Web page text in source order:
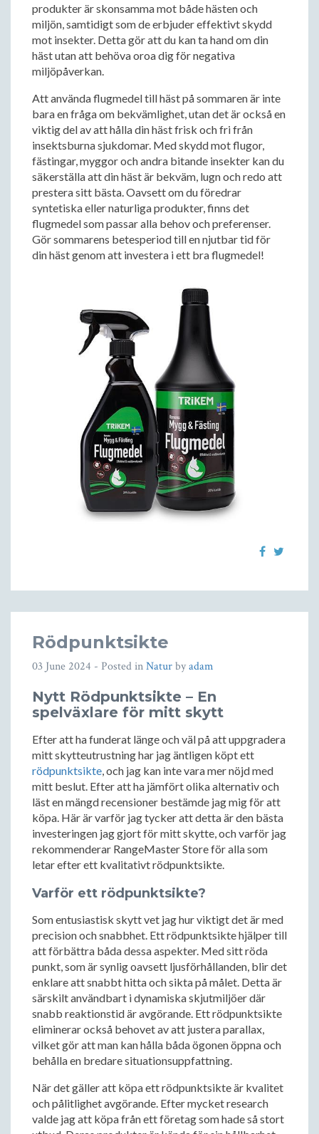
produkter är skonsamma mot både hästen och
miljön, samtidigt som de erbjuder effektivt skydd
mot insekter. Detta gör att du kan ta hand om din
häst utan att behöva oroa dig för negativa
miljöpåverkan.
Att använda flugmedel till häst på sommaren är inte
bara en fråga om bekvämlighet, utan det är också en
viktig del av att hålla din häst frisk och fri från
insektsburna sjukdomar. Med skydd mot flugor,
fästingar, myggor och andra bitande insekter kan du
säkerställa att din häst är bekväm, lugn och redo att
prestera sitt bästa. Oavsett om du föredrar
syntetiska eller naturliga produkter, finns det
flugmedel som passar alla behov och preferenser.
Gör sommarens betesperiod till en njutbar tid för
din häst genom att investera i ett bra flugmedel!
Rödpunktsikte
03 June 2024 - Posted inNaturbyadam
Nytt Rödpunktsikte – En
spelväxlare för mitt skytt
Efter att ha funderat länge och väl på att uppgradera
mitt skytteutrustning har jag äntligen köpt ett
rödpunktsikte, och jag kan inte vara mer nöjd med
mitt beslut. Efter att ha jämfört olika alternativ och
läst en mängd recensioner bestämde jag mig för att
köpa. Här är varför jag tycker att detta är den bästa
investeringen jag gjort för mitt skytte, och varför jag
rekommenderar RangeMaster Store för alla som
letar efter ett kvalitativt rödpunktsikte.
Varför ett rödpunktsikte?
Som entusiastisk skytt vet jag hur viktigt det är med
precision och snabbhet. Ett rödpunktsikte hjälper till
att förbättra båda dessa aspekter. Med sitt röda
punkt, som är synlig oavsett ljusförhållanden, blir det
enklare att snabbt hitta och sikta på målet. Detta är
särskilt användbart i dynamiska skjutmiljöer där
snabb reaktionstid är avgörande. Ett rödpunktsikte
eliminerar också behovet av att justera parallax,
vilket gör att man kan hålla båda ögonen öppna och
behålla en bredare situationsuppfattning.
När det gäller att köpa ett rödpunktsikte är kvalitet
och pålitlighet avgörande. Efter mycket research
valde jag att köpa från ett företag som hade så stort